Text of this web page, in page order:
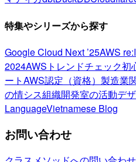
特集やシリーズから探す
Google Cloud Next ’25AWS
2024AWSトレンドチェック初
ートAWS認定（資格） 製造業
の情シス組織開発室の活動デ
LanguageVietnamese Blog
お問い合わせ